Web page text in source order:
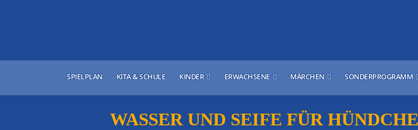
SPIELPLAN KITA & SCHULE KINDER ERWACHSENE MÄRCHEN SONDERPROGRAMM
WASSER UND SEIFE FÜR